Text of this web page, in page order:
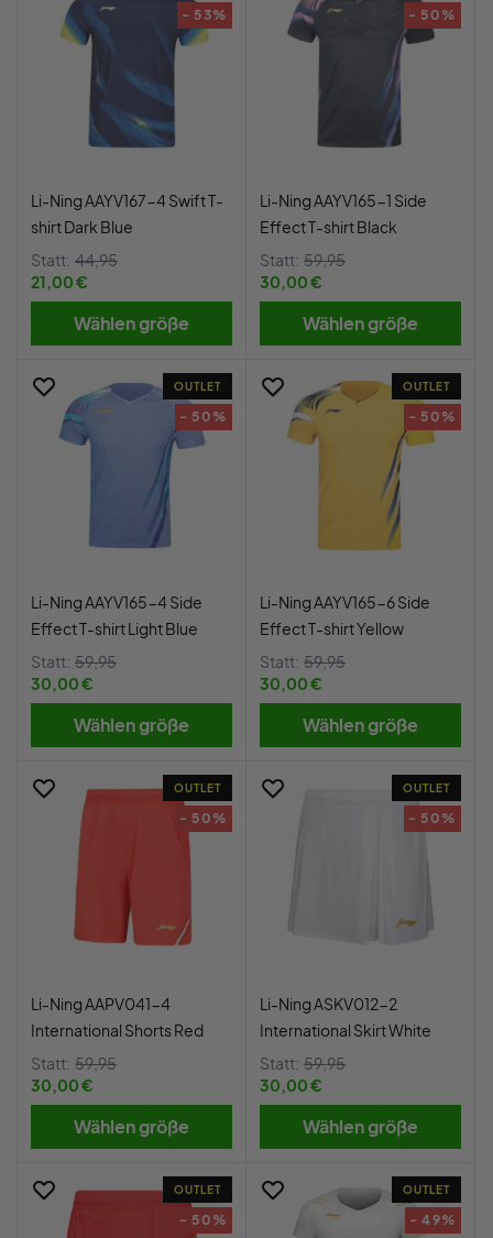
- 53%
Li-Ning AAYV167-4 Swift T-
shirt Dark Blue
Statt: 44,95
21,00 €
Wählen größe
- 50%
Li-Ning AAYV165-1 Side
Effect T-shirt Black
Statt: 59,95
30,00 €
Wählen größe
OUTLET
- 50%
Li-Ning AAYV165-4 Side
Effect T-shirt Light Blue
Statt: 59,95
30,00 €
Wählen größe
OUTLET
- 50%
Li-Ning AAYV165-6 Side
Effect T-shirt Yellow
Statt: 59,95
30,00 €
Wählen größe
OUTLET
- 50%
Li-Ning AAPV041-4
International Shorts Red
Statt: 59,95
30,00 €
Wählen größe
OUTLET
- 50%
Li-Ning ASKV012-2
International Skirt White
Statt: 59,95
30,00 €
Wählen größe
OUTLET
- 50%
OUTLET
- 49%